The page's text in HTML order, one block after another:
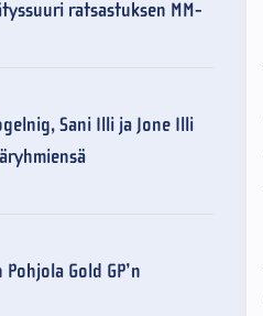
ratsastuksen MM-
Sani Illi ja Jone Illi
Gold GP’n